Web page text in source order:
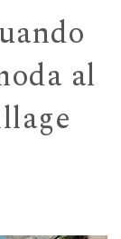
al